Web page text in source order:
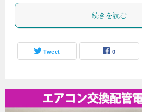
続きを読む
Tweet 0